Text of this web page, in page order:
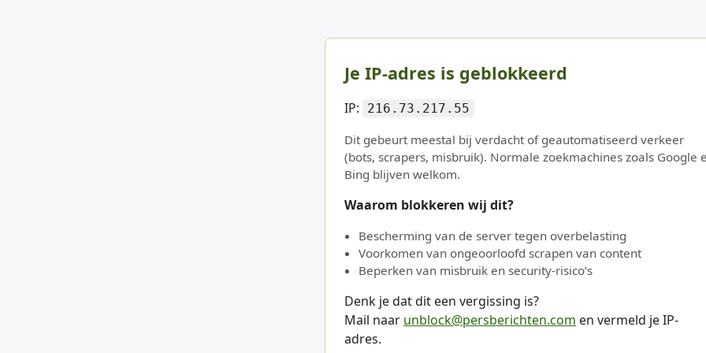
Je IP-adres is geblokkeerd
IP: 216.73.217.55
Dit gebeurt meestal bij verdacht of geautomatiseerd verkeer
(bots, scrapers, misbruik). Normale zoekmachines zoals Google
Bing blijven welkom.
Waarom blokkeren wij dit?
Bescherming van de server tegen overbelasting
Voorkomen van ongeoorloofd scrapen van content
Beperken van misbruik en security-risico’s
Denk je dat dit een vergissing is?
Mail naar unblock@persberichten.com en vermeld je IP-
adres.